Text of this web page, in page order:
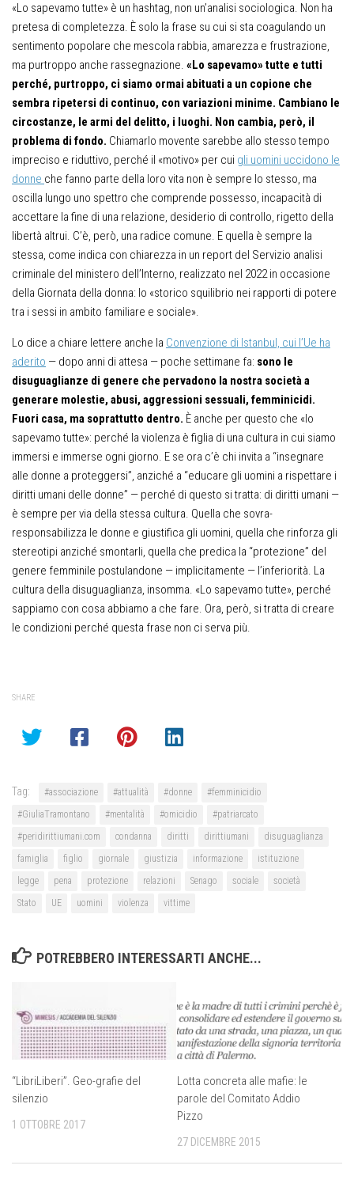
«Lo sapevamo tutte» è un hashtag, non un’analisi sociologica. Non ha
pretesa di completezza. È solo la frase su cui si sta coagulando un
sentimento popolare che mescola rabbia, amarezza e frustrazione,
ma purtroppo anche rassegnazione. «Lo sapevamo» tutte e tutti
perché, purtroppo, ci siamo ormai abituati a un copione che
sembra ripetersi di continuo, con variazioni minime. Cambiano le
circostanze, le armi del delitto, i luoghi. Non cambia, però, il
problema di fondo. Chiamarlo movente sarebbe allo stesso tempo
impreciso e riduttivo, perché il «motivo» per cui gli uomini uccidono le
donne che fanno parte della loro vita non è sempre lo stesso, ma
oscilla lungo uno spettro che comprende possesso, incapacità di
accettare la fine di una relazione, desiderio di controllo, rigetto della
libertà altrui. C’è, però, una radice comune. E quella è sempre la
stessa, come indica con chiarezza in un report del Servizio analisi
criminale del ministero dell’Interno, realizzato nel 2022 in occasione
della Giornata della donna: lo «storico squilibrio nei rapporti di potere
tra i sessi in ambito familiare e sociale».
Lo dice a chiare lettere anche la Convenzione di Istanbul, cui l’Ue ha
aderito — dopo anni di attesa — poche settimane fa: sono le
disuguaglianze di genere che pervadono la nostra società a
generare molestie, abusi, aggressioni sessuali, femminicidi.
Fuori casa, ma soprattutto dentro. È anche per questo che «lo
sapevamo tutte»: perché la violenza è figlia di una cultura in cui siamo
immersi e immerse ogni giorno. E se ora c’è chi invita a “insegnare
alle donne a proteggersi”, anziché a “educare gli uomini a rispettare i
diritti umani delle donne” — perché di questo si tratta: di diritti umani —
è sempre per via della stessa cultura. Quella che sovra-
responsabilizza le donne e giustifica gli uomini, quella che rinforza gli
stereotipi anziché smontarli, quella che predica la “protezione” del
genere femminile postulandone — implicitamente — l’inferiorità. La
cultura della disuguaglianza, insomma. «Lo sapevamo tutte», perché
sappiamo con cosa abbiamo a che fare. Ora, però, si tratta di creare
le condizioni perché questa frase non ci serva più.
SHARE
Tag: #associazione #attualità #donne
#femminicidio
#GiuliaTramontano
#mentalità #omicidio
#patriarcato
#peridirittiumani.com
condanna diritti dirittiumani
disuguaglianza
famiglia
figlio giornale giustizia informazione
istituzione
legge
pena protezione relazioni Senago sociale
società
Stato
UE uomini violenza vittime
POTREBBERO INTERESSARTI ANCHE...
“LibriLiberi”. Geo-grafie del
silenzio
1 OTTOBRE 2017
Lotta concreta alle mafie: le
parole del Comitato Addio
Pizzo
27 DICEMBRE 2015